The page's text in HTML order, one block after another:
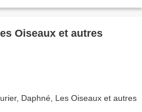
Oiseaux et autres